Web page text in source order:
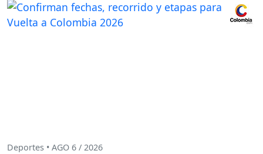
Deportes • AGO 6 / 2026